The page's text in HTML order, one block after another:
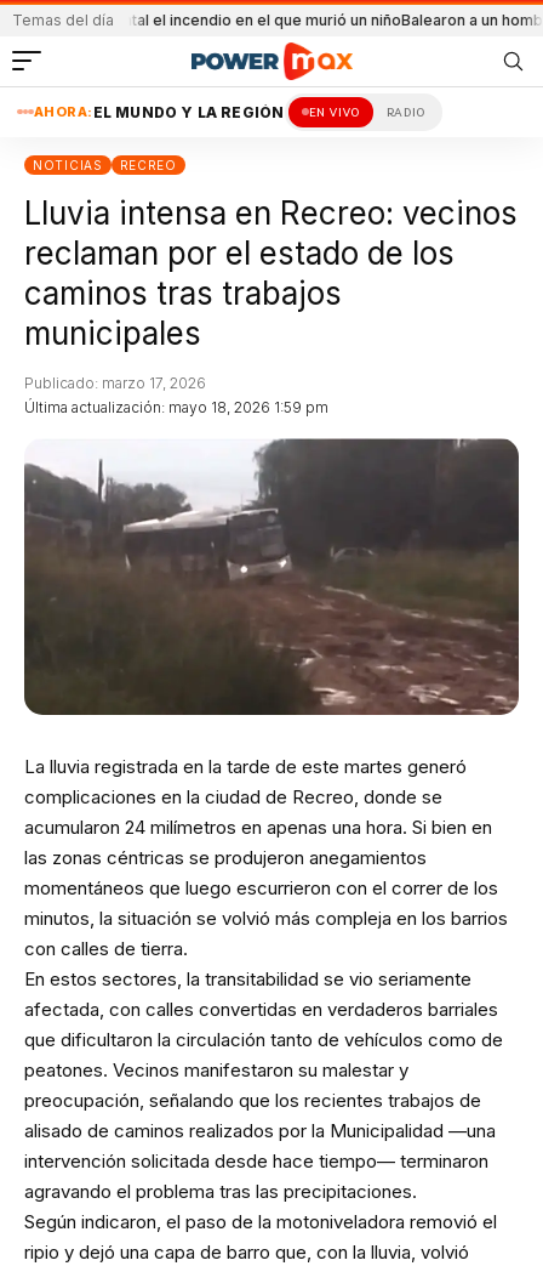
Temas del díael incendio en el que murió un niñoBalearon a un hombre en un
AHORA: EL MUNDO Y LA REGIÓN EN VIVO RADIO
NOTICIAS RECREO
Lluvia intensa en Recreo: vecinos
reclaman por el estado de los
caminos tras trabajos
municipales
Última actualización: mayo 18, 2026 1:59 pm
Publicado: marzo 17, 2026
La lluvia registrada en la tarde de este martes generó
complicaciones en la ciudad de Recreo, donde se
acumularon 24 milímetros en apenas una hora. Si bien en
las zonas céntricas se produjeron anegamientos
momentáneos que luego escurrieron con el correr de los
minutos, la situación se volvió más compleja en los barrios
con calles de tierra.
En estos sectores, la transitabilidad se vio seriamente
afectada, con calles convertidas en verdaderos barriales
que dificultaron la circulación tanto de vehículos como de
peatones. Vecinos manifestaron su malestar y
preocupación, señalando que los recientes trabajos de
alisado de caminos realizados por la Municipalidad —una
intervención solicitada desde hace tiempo— terminaron
agravando el problema tras las precipitaciones.
Según indicaron, el paso de la motoniveladora removió el
ripio y dejó una capa de barro que, con la lluvia, volvió